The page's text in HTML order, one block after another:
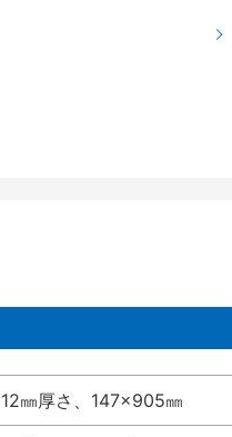
12㎜厚さ、147×905㎜